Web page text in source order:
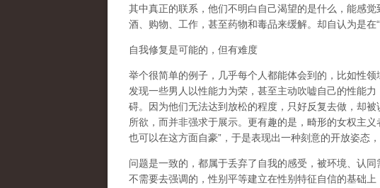
其中真正的联系，他们不明白自己渴望的是什么，能感
酒、购物、工作，甚至药物和毒品来缓解。却自认为是在“
自我修复是可能的，但有难度
举个很简单的例子，几乎每个人都能体会到的，比如性
发现一些男人以性能力为荣，甚至主动吹嘘自己的性能
碍。因为他们无法达到放松的程度，只好反复去做，却被
所欲，而并非强求于展示。更有趣的是，畸形的女权主
也可以在这方面自豪” ，于是表现出一种刻意的开放姿态
问题是一致的，都属于丢弃了自我的感受，被环境、认
不需要去强调的，性别平等建立在性别特征自信的基础